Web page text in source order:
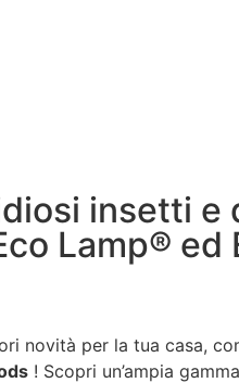
insetti e
Lamp®️ ed
novità per la tua casa,
! Scopri un’ampia